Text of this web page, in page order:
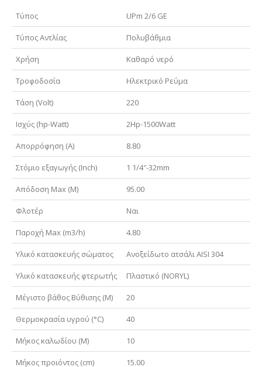
Τύπoς UPm 2/6 GE
Τύπος Αντλίας Πολυβάθμια
Χρήση Καθαρό νερό
Τροφοδοσία Ηλεκτρικό Ρεύμα
Τάση (Volt) 220
Ισχύς (hp-Watt) 2Hp-1500Watt
Απορρόφηση (A) 8.80
Στόμιο εξαγωγής (Inch) 1 1/4″-32mm
Απόδοση Max (M) 95.00
Φλοτέρ Ναι
Παροχή Max (m3/h) 4.80
Υλικό κατασκευής σώματος Ανοξείδωτο ατσάλι AISI 304
Υλικό κατασκευής φτερωτής Πλαστικό (NORYL)
Μέγιστο βάθος Βύθισης (M) 20
Θερμοκρασία υγρού (°C) 40
Μήκος καλωδίου (M) 10
Μήκος προιόντος (cm) 15.00